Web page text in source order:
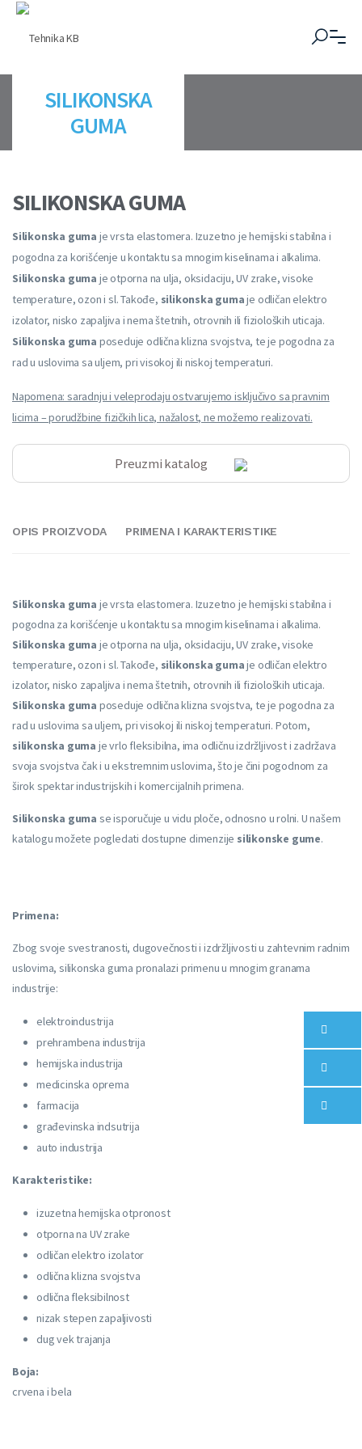
SILIKONSKA
GUMA
SILIKONSKA GUMA
Silikonska guma je vrsta elastomera. Izuzetno je hemijski stabilna i
pogodna za korišćenje u kontaktu sa mnogim kiselinama i alkalima.
Silikonska guma je otporna na ulja, oksidaciju, UV zrake, visoke
temperature, ozon i sl. Takođe, silikonska gumaje odličan elektro
izolator, nisko zapaljiva i nema štetnih, otrovnih ili fizioloških uticaja.
Silikonska guma poseduje odlična klizna svojstva, te je pogodna za
rad u uslovima sa uljem, pri visokoj ili niskoj temperaturi.
Napomena: saradnju i veleprodaju ostvarujemo isključivo sa pravnim
licima – porudžbine fizičkih lica, nažalost, ne možemo realizovati.
Preuzmi katalog
OPIS PROIZVODA PRIMENA I KARAKTERISTIKE
Silikonska guma je vrsta elastomera. Izuzetno je hemijski stabilna i
pogodna za korišćenje u kontaktu sa mnogim kiselinama i alkalima.
Silikonska guma je otporna na ulja, oksidaciju, UV zrake, visoke
temperature, ozon i sl. Takođe, silikonska gumaje odličan elektro
izolator, nisko zapaljiva i nema štetnih, otrovnih ili fizioloških uticaja.
Silikonska guma poseduje odlična klizna svojstva, te je pogodna za
rad u uslovima sa uljem, pri visokoj ili niskoj temperaturi. Potom,
silikonska guma je vrlo fleksibilna, ima odličnu izdržljivost i zadržava
svoja svojstva čak i u ekstremnim uslovima, što je čini pogodnom za
širok spektar industrijskih i komercijalnih primena.
Silikonska guma se isporučuje u vidu ploče, odnosno u rolni. U našem
katalogu možete pogledati dostupne dimenzije silikonske gume.
Primena:
Zbog svoje svestranosti, dugovečnosti i izdržljivosti u zahtevnim radnim
uslovima, silikonska guma pronalazi primenu u mnogim granama
industrije:
elektroindustrija
prehrambena industrija
hemijska industrija
medicinska oprema
farmacija
građevinska indsutrija
auto industrija
Karakteristike:
izuzetna hemijska otpronost
otporna na UV zrake
odličan elektro izolator
odlična klizna svojstva
odlična fleksibilnost
nizak stepen zapaljivosti
dug vek trajanja
Boja:
crvena i bela